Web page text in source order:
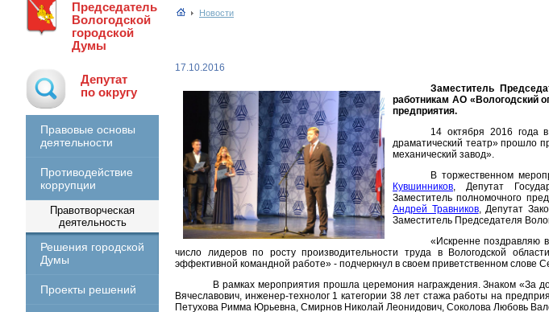
Председатель
Вологодской
городской
Думы
Депутат
по округу
Правовые основы
деятельности
Противодействие
коррупции
Правотворческая
деятельность
Решения городской
Думы
Проекты решений
Новости
17.10.2016
Заместитель
работникам АО «Вологодский
предприятия.
14 октября 2016 года
драматический театр» прошло
механический завод».
В торжественном
Кувшинников, Депутат
Заместитель полномочного
Андрей Травников, Депутат
Заместитель Председателя
«Искренне поздравляю
число лидеров по росту производительности труда в Вологодской
эффективной командной работе» - подчеркнул в своем приветственном слове
В рамках мероприятия прошла церемония награждения. Знаком «За
Вячеславович, инженер-технолог 1 категории 38 лет стажа работы на
Петухова Римма Юрьевна, Смирнов Николай Леонидович, Соколова Любовь